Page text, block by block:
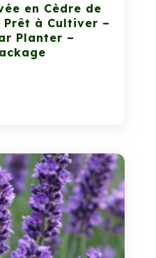
en Cèdre de
Prêt à Cultiver –
Planter –